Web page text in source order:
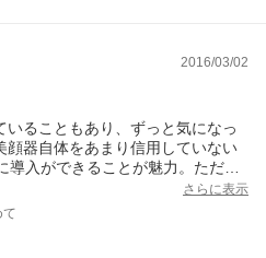
2016/03/02
ることもあり、ずっと気になっ
顔器自体をあまり信用していない
入ができることが魅力。ただ、
ーションよりはPCローションを使
かもしれません。アミノローシ
変化はわかりにくいです。
残念でした…
さらに表示